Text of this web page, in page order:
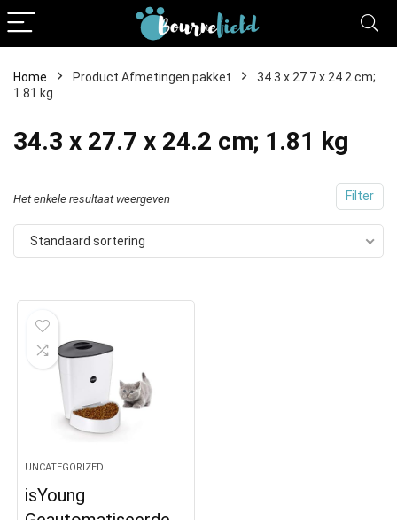
Home Product Afmetingen pakket
34.3 x 27.7 x 24.2 cm;
1.81 kg
34.3 x 27.7 x 24.2 cm; 1.81 kg
Filter
Het enkele resultaat weergeven
Standaard sortering
UNCATEGORIZED
isYoung